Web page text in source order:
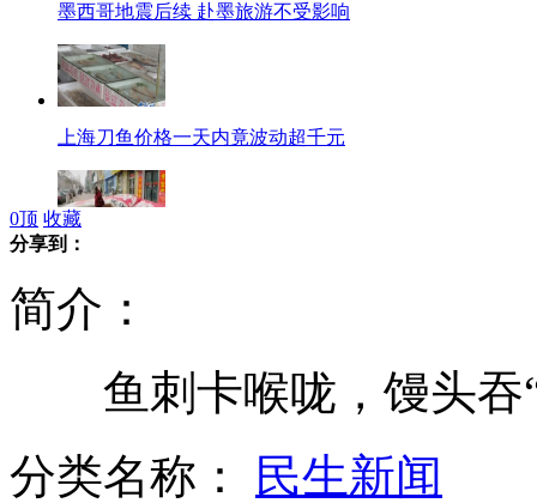
墨西哥地震后续 赴墨旅游不受影响
上海刀鱼价格一天内竟波动超千元
林书豪惊艳 尼克106:87大胜猛龙
0顶 收藏
分享到：
简介：
鱼刺卡喉咙，馒头吞“
分类名称：
民生新闻